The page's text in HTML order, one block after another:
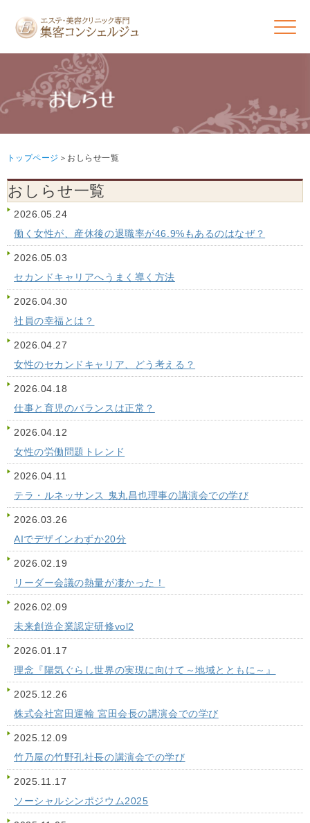
トップページ おしらせ一覧
おしらせ一覧
2026.05.24
働く女性が、産休後の退職率が46.9%もあるのはなぜ？
2026.05.03
セカンドキャリアへうまく導く方法
2026.04.30
社員の幸福とは？
2026.04.27
女性のセカンドキャリア、どう考える？
2026.04.18
仕事と育児のバランスは正常？
2026.04.12
女性の労働問題トレンド
2026.04.11
テラ・ルネッサンス 鬼丸昌也理事の講演会での学び
2026.03.26
AIでデザインわずか20分
2026.02.19
リーダー会議の熱量が凄かった！
2026.02.09
未来創造企業認定研修vol2
2026.01.17
理念『陽気ぐらし世界の実現に向けて～地域とともに～』
2025.12.26
株式会社宮田運輸 宮田会長の講演会での学び
2025.12.09
竹乃屋の竹野孔社長の講演会での学び
2025.11.17
ソーシャルシンポジウム2025